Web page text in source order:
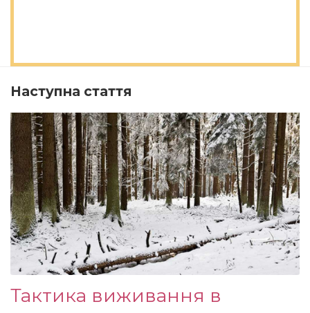
Наступна стаття
Тактика виживання в